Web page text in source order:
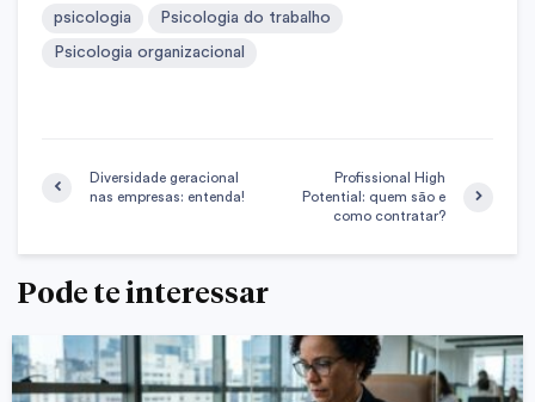
psicologia Psicologia do trabalho
Psicologia organizacional
Diversidade geracional
nas empresas: entenda!
Profissional High
Potential: quem são e
como contratar?
Pode te interessar